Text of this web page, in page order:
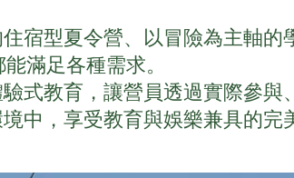
宿型夏令營、以冒險為主軸
滿足各種需求。
式教育，讓營員透過實際參
中，享受教育與娛樂兼具的完